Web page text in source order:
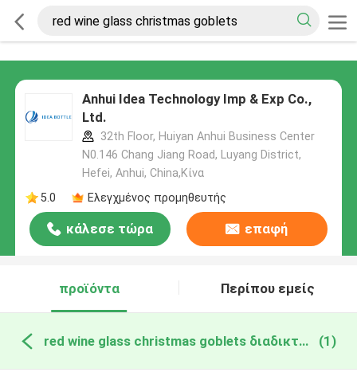
Anhui Idea Technology Imp & Exp Co.,
Ltd.
32th Floor, Huiyan Anhui Business Center
N0.146 Chang Jiang Road, Luyang District,
Hefei, Anhui, China,Κίνα
5.0
Ελεγχμένος προμηθευτής
κάλεσε τώρα επαφή
προϊόντα Περίπου εμείς
red wine glass christmas goblets διαδικτυακή κατασκευή (1)